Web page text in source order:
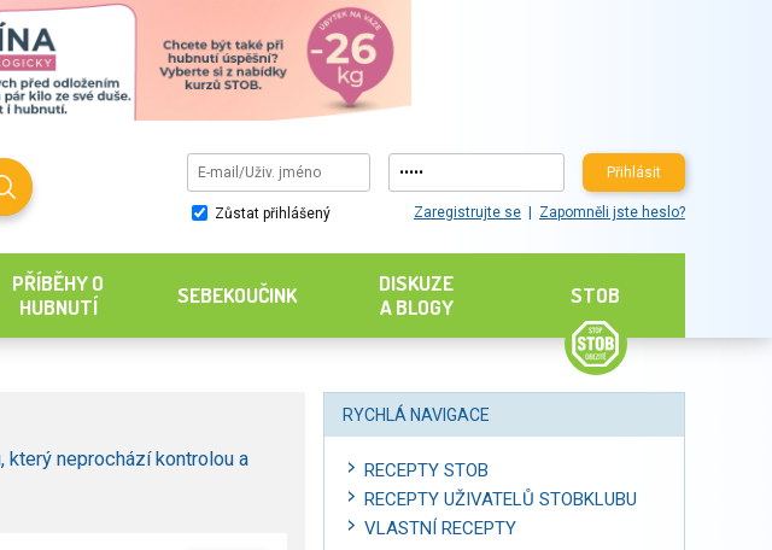
Přihlásit
Zůstat přihlášený Zaregistrujte se Zapomněli jste heslo?
PŘÍBĚHY O
HUBNUTÍ
SEBEKOUČINK
DISKUZE
A BLOGY
STOB
který neprochází kontrolou a
RYCHLÁ NAVIGACE
RECEPTY STOB
RECEPTY UŽIVATELŮ STOBKLUBU
VLASTNÍ RECEPTY